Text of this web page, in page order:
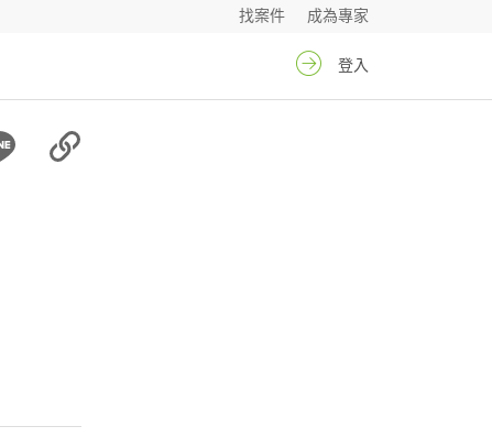
成為專家
找案件
登入